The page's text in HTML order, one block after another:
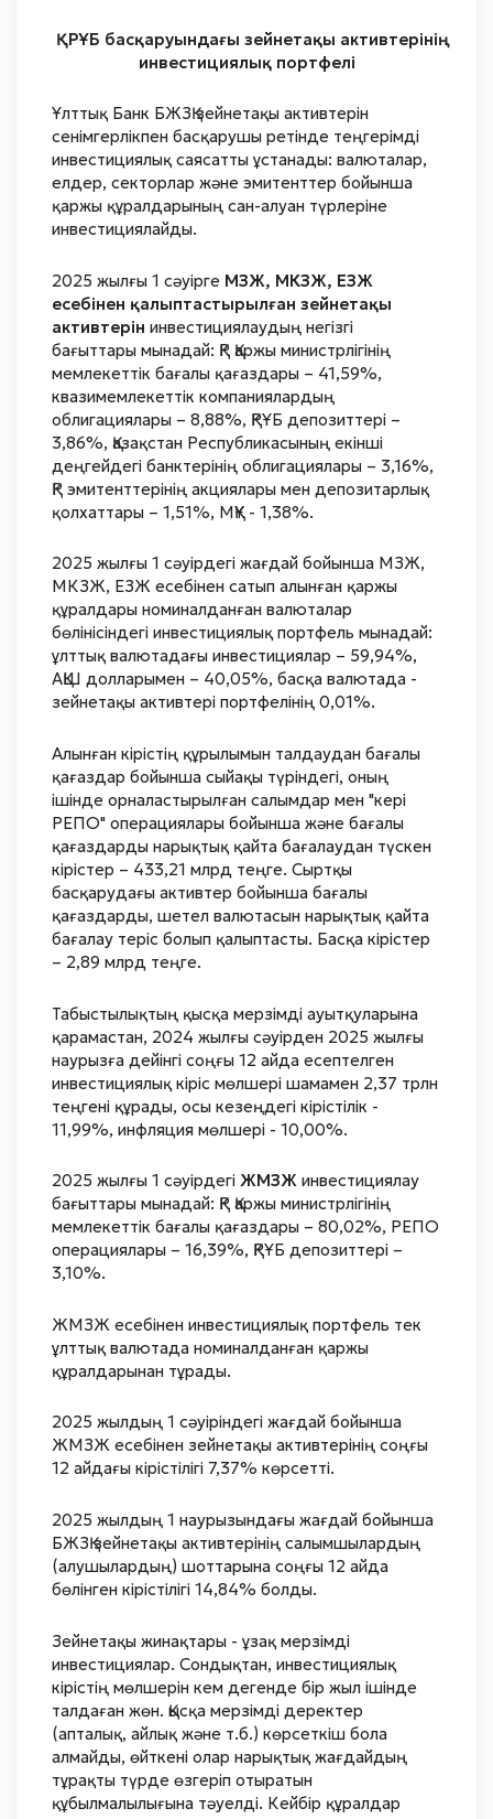
ҚРҰБ басқаруындағы зейнетақы активтерінің
инвестициялық портфелі
Ұлттық Банк БЖЗҚ зейнетақы активтерін
сенімгерлікпен басқарушы ретінде теңгерімді
инвестициялық саясатты ұстанады: валюталар,
елдер, секторлар және эмитенттер бойынша
қаржы құралдарының сан-алуан түрлеріне
инвестициялайды.
2025 жылғы 1 сәуірге МЗЖ, МКЗЖ, ЕЗЖ
есебінен қалыптастырылған зейнетақы
активтерін инвестициялаудың негізгі
бағыттары мынадай: ҚР Қаржы министрлігінің
мемлекеттік бағалы қағаздары – 41,59%,
квазимемлекеттік компаниялардың
облигациялары – 8,88%, ҚРҰБ депозиттері –
3,86%, Қазақстан Республикасының екінші
деңгейдегі банктерінің облигациялары – 3,16%,
ҚР эмитенттерінің акциялары мен депозитарлық
қолхаттары – 1,51%, МҚҰ - 1,38%.
2025 жылғы 1 сәуірдегі жағдай бойынша МЗЖ,
МКЗЖ, ЕЗЖ есебінен сатып алынған қаржы
құралдары номиналданған валюталар
бөлінісіндегі инвестициялық портфель мынадай:
ұлттық валютадағы инвестициялар – 59,94%,
АҚШ долларымен – 40,05%, басқа валютада -
зейнетақы активтері портфелінің 0,01%.
Алынған кірістің құрылымын талдаудан бағалы
қағаздар бойынша сыйақы түріндегі, оның
ішінде орналастырылған салымдар мен "кері
РЕПО" операциялары бойынша және бағалы
қағаздарды нарықтық қайта бағалаудан түскен
кірістер – 433,21 млрд теңге. Сыртқы
басқарудағы активтер бойынша бағалы
қағаздарды, шетел валютасын нарықтық қайта
бағалау теріс болып қалыптасты. Басқа кірістер
– 2,89 млрд теңге.
Табыстылықтың қысқа мерзімді ауытқуларына
қарамастан, 2024 жылғы сәуірден 2025 жылғы
наурызға дейінгі соңғы 12 айда есептелген
инвестициялық кіріс мөлшері шамамен 2,37 трлн
теңгені құрады, осы кезеңдегі кірістілік -
11,99%, инфляция мөлшері - 10,00%.
2025 жылғы 1 сәуірдегі ЖМЗЖ инвестициялау
бағыттары мынадай: ҚР Қаржы министрлігінің
мемлекеттік бағалы қағаздары – 80,02%, РЕПО
операциялары – 16,39%, ҚРҰБ депозиттері –
3,10%.
ЖМЗЖ есебінен инвестициялық портфель тек
ұлттық валютада номиналданған қаржы
құралдарынан тұрады.
2025 жылдың 1 сәуіріндегі жағдай бойынша
ЖМЗЖ есебінен зейнетақы активтерінің соңғы
12 айдағы кірістілігі 7,37% көрсетті.
2025 жылдың 1 наурызындағы жағдай бойынша
БЖЗҚ зейнетақы активтерінің салымшылардың
(алушылардың) шоттарына соңғы 12 айда
бөлінген кірістілігі 14,84% болды.
Зейнетақы жинақтары - ұзақ мерзімді
инвестициялар. Сондықтан, инвестициялық
кірістің мөлшерін кем дегенде бір жыл ішінде
талдаған жөн. Қысқа мерзімді деректер
(апталық, айлық және т.б.) көрсеткіш бола
алмайды, өйткені олар нарықтық жағдайдың
тұрақты түрде өзгеріп отыратын
құбылмалылығына тәуелді. Кейбір құралдар